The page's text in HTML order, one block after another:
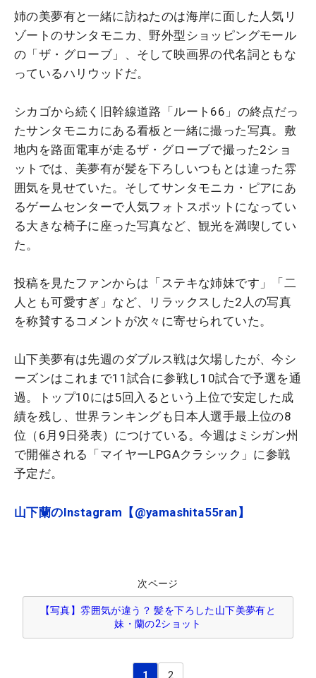
姉の美夢有と一緒に訪ねたのは海岸に面した人気リ
ゾートのサンタモニカ、野外型ショッピングモール
の「ザ・グローブ」、そして映画界の代名詞ともな
っているハリウッドだ。
シカゴから続く旧幹線道路「ルート66」の終点だっ
たサンタモニカにある看板と一緒に撮った写真。敷
地内を路面電車が走るザ・グローブで撮った2ショ
ットでは、美夢有が髪を下ろしいつもとは違った雰
囲気を見せていた。そしてサンタモニカ・ピアにあ
るゲームセンターで人気フォトスポットになってい
る大きな椅子に座った写真など、観光を満喫してい
た。
投稿を見たファンからは「ステキな姉妹です」「二
人とも可愛すぎ」など、リラックスした2人の写真
を称賛するコメントが次々に寄せられていた。
山下美夢有は先週のダブルス戦は欠場したが、今シ
ーズンはこれまで11試合に参戦し10試合で予選を通
過。トップ10には5回入るという上位で安定した成
績を残し、世界ランキングも日本人選手最上位の8
位（6月9日発表）につけている。今週はミシガン州
で開催される「マイヤーLPGAクラシック」に参戦
予定だ。
山下蘭のInstagram【@yamashita55ran】
次ページ
【写真】雰囲気が違う？ 髪を下ろした山下美夢有と
妹・蘭の2ショット
1 2